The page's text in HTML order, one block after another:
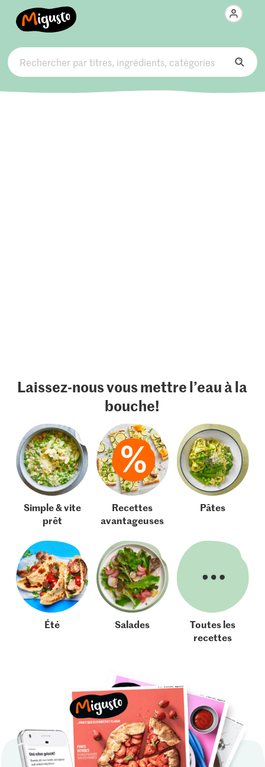
Laissez-nous vous mettre l’eau à la
bouche!
Simple & vite
prêt
Recettes
avantageuses
Pâtes
Été Salades
Toutes les
recettes